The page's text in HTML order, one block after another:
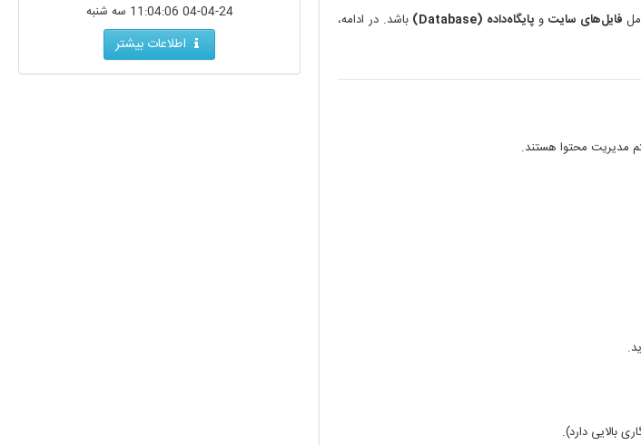
فایل‌های سایت و پایگاه‌داده (Database)
باشد. در ادامه،
مدیریت محتوا هستند.
بالایی دارد).
04-04-24 11:04:06 سه شنبه
اطلاعات بیشتر